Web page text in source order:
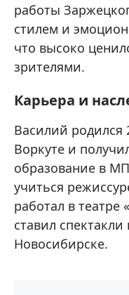
работы
стилем и
что высоко
зрителями.
Карьера и
Василий родился
Воркуте и
образование в
учиться
работал в театре
ставил
Новосибирске.